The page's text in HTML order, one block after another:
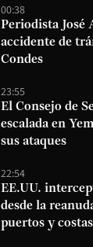
00:38
Periodista José
accidente de
Condes
23:55
El Consejo de
escalada en
sus ataques
22:54
EE.UU.
desde la
puertos y